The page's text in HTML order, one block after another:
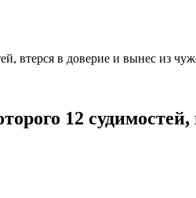
втерся в доверие и вынес из
12